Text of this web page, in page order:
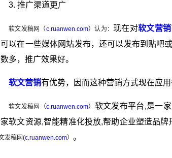
3. 推广渠道更广
软文发稿网（c.ruanwen.com）认为：现在对软文营销
以在一些媒体网站发布，还可以发布到贴吧
多，推广效果好。
软文营销有优势，因而这种营销方式现在应用
软文发稿网（c.ruanwen.com） 软文发布平台,是一
软文资源,智能精准化投放,帮助企业塑造品
发稿网(c.ruanwen.com） 。